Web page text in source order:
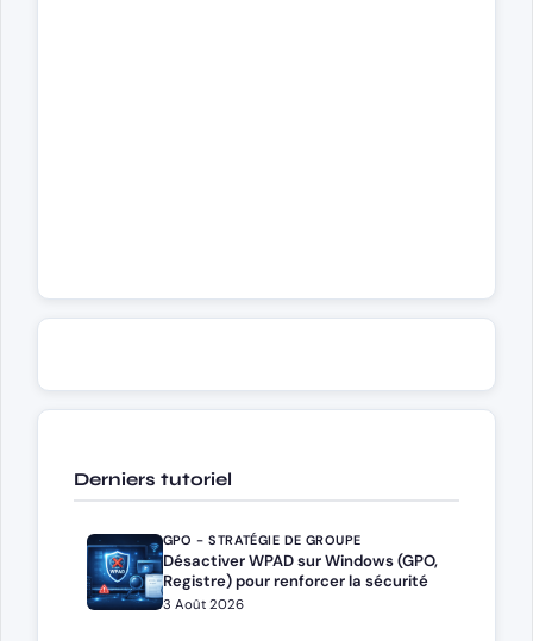
Derniers tutoriel
GPO - STRATÉGIE DE GROUPE
Désactiver WPAD sur Windows (GPO,
Registre) pour renforcer la sécurité
3 Août 2026